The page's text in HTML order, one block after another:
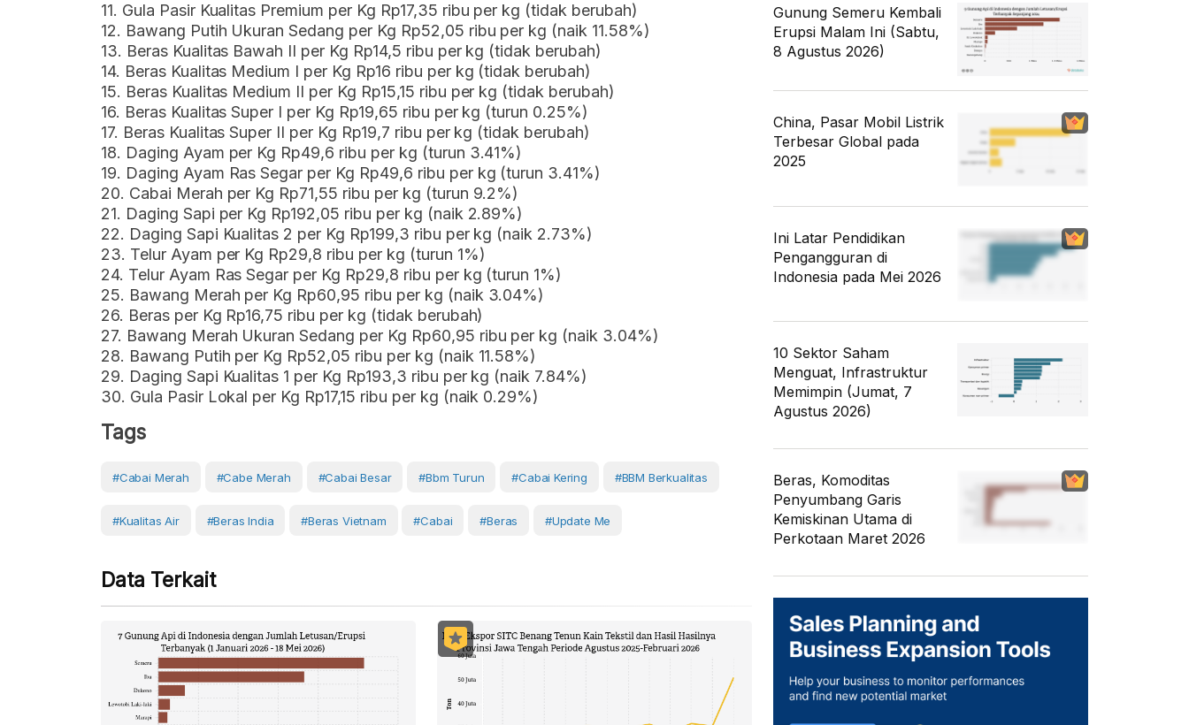
11. Gula Pasir Kualitas Premium per Kg Rp17,35 ribu per kg (tidak berubah)
12. Bawang Putih Ukuran Sedang per Kg Rp52,05 ribu per kg (naik 11.58%)
13. Beras Kualitas Bawah II per Kg Rp14,5 ribu per kg (tidak berubah)
14. Beras Kualitas Medium I per Kg Rp16 ribu per kg (tidak berubah)
15. Beras Kualitas Medium II per Kg Rp15,15 ribu per kg (tidak berubah)
16. Beras Kualitas Super I per Kg Rp19,65 ribu per kg (turun 0.25%)
17. Beras Kualitas Super II per Kg Rp19,7 ribu per kg (tidak berubah)
18. Daging Ayam per Kg Rp49,6 ribu per kg (turun 3.41%)
19. Daging Ayam Ras Segar per Kg Rp49,6 ribu per kg (turun 3.41%)
20. Cabai Merah per Kg Rp71,55 ribu per kg (turun 9.2%)
21. Daging Sapi per Kg Rp192,05 ribu per kg (naik 2.89%)
22. Daging Sapi Kualitas 2 per Kg Rp199,3 ribu per kg (naik 2.73%)
23. Telur Ayam per Kg Rp29,8 ribu per kg (turun 1%)
24. Telur Ayam Ras Segar per Kg Rp29,8 ribu per kg (turun 1%)
25. Bawang Merah per Kg Rp60,95 ribu per kg (naik 3.04%)
26. Beras per Kg Rp16,75 ribu per kg (tidak berubah)
27. Bawang Merah Ukuran Sedang per Kg Rp60,95 ribu per kg (naik 3.04%)
28. Bawang Putih per Kg Rp52,05 ribu per kg (naik 11.58%)
29. Daging Sapi Kualitas 1 per Kg Rp193,3 ribu per kg (naik 7.84%)
30. Gula Pasir Lokal per Kg Rp17,15 ribu per kg (naik 0.29%)
Tags
#cabai Merah #Cabe Merah #cabai Besar #bbm Turun #cabai Kering #BBM Berkualitas
#kualitas Air #beras India #beras Vietnam #Cabai #Beras #Update Me
Data Terkait
Gunung Semeru Kembali
Erupsi Malam Ini (Sabtu,
8 Agustus 2026)
China, Pasar Mobil Listrik
Terbesar Global pada
2025
Ini Latar Pendidikan
Pengangguran di
Indonesia pada Mei 2026
10 Sektor Saham
Menguat, Infrastruktur
Memimpin (Jumat, 7
Agustus 2026)
Beras, Komoditas
Penyumbang Garis
Kemiskinan Utama di
Perkotaan Maret 2026